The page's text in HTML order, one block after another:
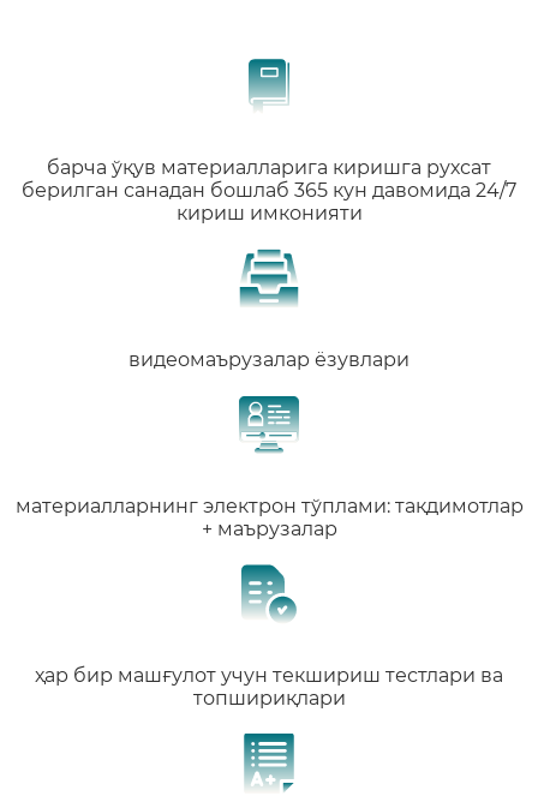
барча ўқув материалларига киришга рухсат
берилган санадан бошлаб 365 кун давомида 24/7
кириш имконияти
видеомаърузалар ёзувлари
материалларнинг электрон тўплами: тақдимотлар
+ маърузалар
ҳар бир машғулот учун текшириш тестлари ва
топшириқлари